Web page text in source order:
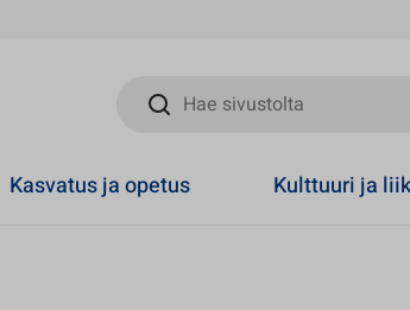
Hae sivustolta
Kasvatus ja opetus Kulttuuri ja